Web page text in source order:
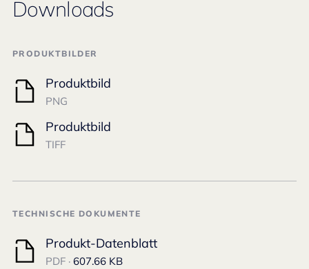
Downloads
PRODUKTBILDER
Produktbild
PNG
Produktbild
TIFF
TECHNISCHE DOKUMENTE
Produkt-Datenblatt
PDF · 607.66 KB